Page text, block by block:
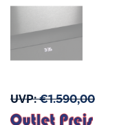
UVP:€1.590,00